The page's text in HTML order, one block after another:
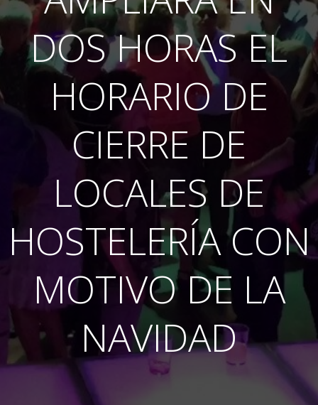
DOS HORAS EL
HORARIO DE
CIERRE DE
LOCALES DE
HOSTELERÍA CON
MOTIVO DE LA
NAVIDAD